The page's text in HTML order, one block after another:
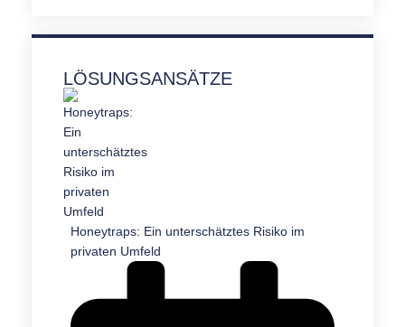
LÖSUNGSANSÄTZE
Honeytraps: Ein unterschätztes Risiko im
privaten Umfeld